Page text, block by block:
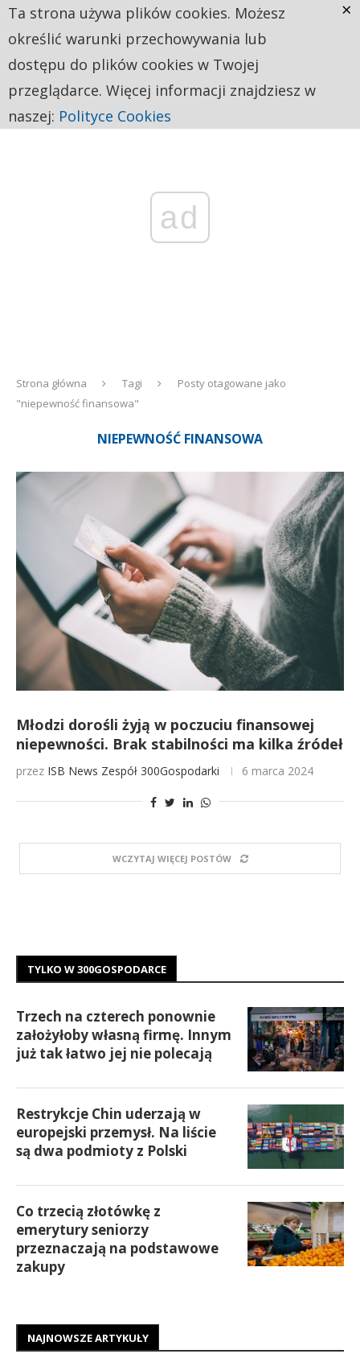
ad
Strona główna Tagi
Posty otagowane jako
"niepewność finansowa"
NIEPEWNOŚĆ FINANSOWA
Młodzi dorośli żyją w poczuciu finansowej
niepewności. Brak stabilności ma kilka źródeł
przez ISB News Zespół 300Gospodarki 6 marca 2024
WCZYTAJ WIĘCEJ POSTÓW
TYLKO W 300GOSPODARCE
Trzech na czterech ponownie
założyłoby własną firmę. Innym
już tak łatwo jej nie polecają
Restrykcje Chin uderzają w
europejski przemysł. Na liście
są dwa podmioty z Polski
Co trzecią złotówkę z
emerytury seniorzy
przeznaczają na podstawowe
zakupy
NAJNOWSZE ARTYKUŁY
Ta strona używa plików cookies. Możesz
określić warunki przechowywania lub
dostępu do plików cookies w Twojej
przeglądarce. Więcej informacji znajdziesz w
naszej: Polityce Cookies
×